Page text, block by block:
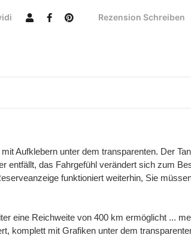
Rezension Schreiben
Aufklebern unter dem transparenten. Der
das Fahrgefühl verändert sich zum
funktioniert weiterhin, Sie
eine Reichweite von 400 km ermöglicht ...
komplett mit Grafiken unter dem